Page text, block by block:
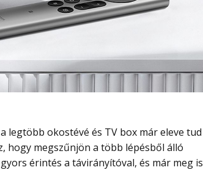
hogy megszűnjön a több lépésből álló
érintés a távirányítóval, és már meg is